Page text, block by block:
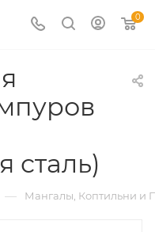
0
сталь)
— Мангалы, Коптильни и